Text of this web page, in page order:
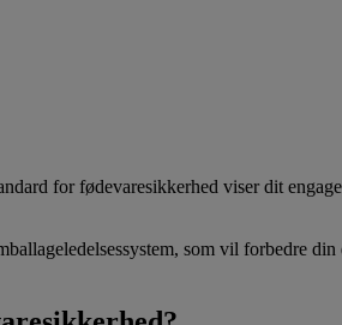
for fødevaresikkerhed viser dit
som vil forbedre